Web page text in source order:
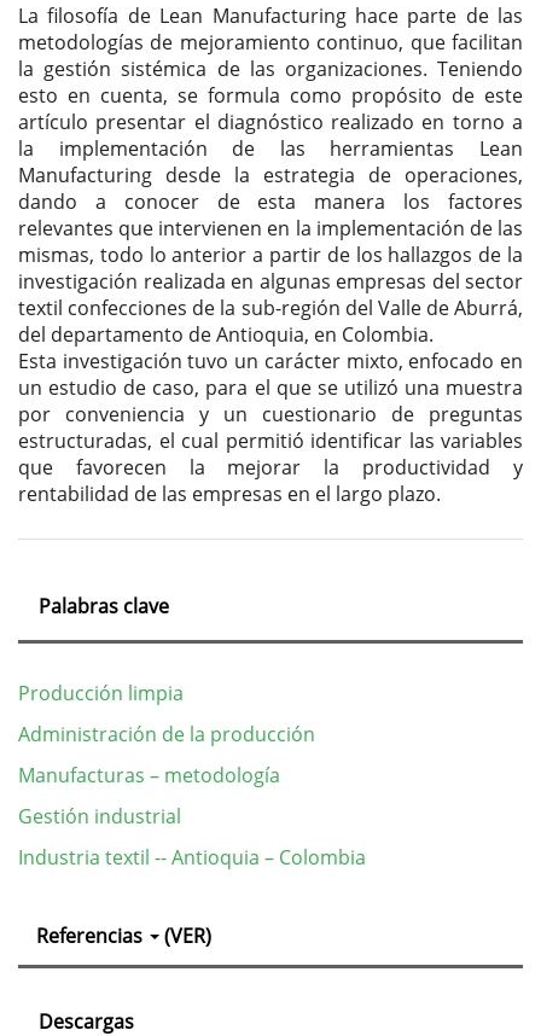
La filosofía de Lean Manufacturing hace parte de las
metodologías de mejoramiento continuo, que facilitan
la gestión sistémica de las organizaciones. Teniendo
esto en cuenta, se formula como propósito de este
artículo presentar el diagnóstico realizado en torno a
la implementación de las herramientas Lean
Manufacturing desde la estrategia de operaciones,
dando a conocer de esta manera los factores
relevantes que intervienen en la implementación de las
mismas, todo lo anterior a partir de los hallazgos de la
investigación realizada en algunas empresas del sector
textil confecciones de la sub-región del Valle de Aburrá,
del departamento de Antioquia, en Colombia.
Esta investigación tuvo un carácter mixto, enfocado en
un estudio de caso, para el que se utilizó una muestra
por conveniencia y un cuestionario de preguntas
estructuradas, el cual permitió identificar las variables
que favorecen la mejorar la productividad y
rentabilidad de las empresas en el largo plazo.
Palabras clave
Producción limpia
Administración de la producción
Manufacturas – metodología
Gestión industrial
Industria textil -- Antioquia – Colombia
Detalles
del
artículo
Referencias (VER)
Descargas